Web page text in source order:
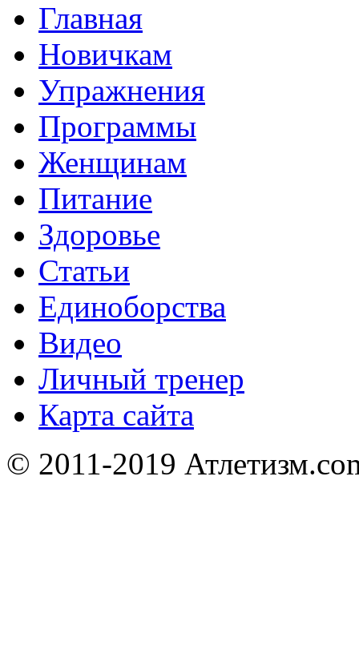
Главная
Новичкам
Упражнения
Программы
Женщинам
Питание
Здоровье
Статьи
Единоборства
Видео
Личный тренер
Карта сайта
© 2011-2019